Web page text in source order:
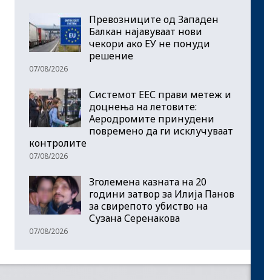
Превозниците од Западен
Балкан најавуваат нови
чекори ако ЕУ не понуди
решение
07/08/2026
Системот ЕЕС прави метеж и
доцнења на летовите:
Аеродромите принудени
повремено да ги исклучуваат
контролите
07/08/2026
Зголемена казната на 20
години затвор за Илија Панов
за свирепото убиство на
Сузана Серенакова
07/08/2026